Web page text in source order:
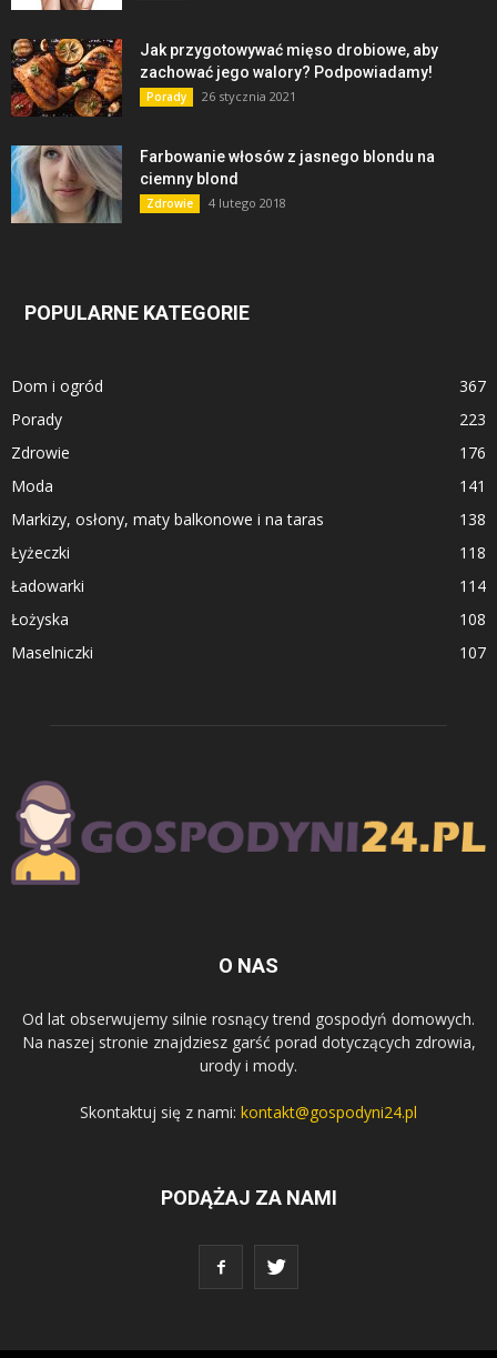
Jak przygotowywać mięso drobiowe, aby
zachować jego walory? Podpowiadamy!
Porady 26 stycznia 2021
Farbowanie włosów z jasnego blondu na
ciemny blond
Zdrowie 4 lutego 2018
POPULARNE KATEGORIE
Dom i ogród
367
Porady
223
Zdrowie
176
Moda
141
Markizy, osłony, maty balkonowe i na taras
138
Łyżeczki
118
Ładowarki
114
Łożyska
108
Maselniczki
107
O NAS
Od lat obserwujemy silnie rosnący trend gospodyń domowych.
Na naszej stronie znajdziesz garść porad dotyczących zdrowia,
urody i mody.
Skontaktuj się z nami: kontakt@gospodyni24.pl
PODĄŻAJ ZA NAMI